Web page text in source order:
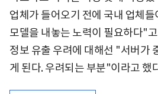
업체가 들어오기 전에 국내 업체
모델을 내놓는 노력이 필요하다"
정보 유출 우려에 대해선 "서버가
게 된다. 우려되는 부분"이라고 했